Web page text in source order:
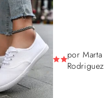
por Marta
Rodriguez